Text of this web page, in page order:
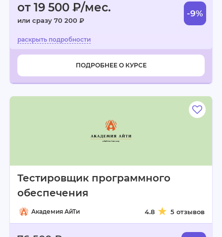
от 19 500 ₽/мес.
или сразу 70 200 ₽
-9%
ПОДРОБНЕЕ О КУРСЕ
Тестировщик программного
обеспечения
Академия АйТи 4.8 5 отзывов